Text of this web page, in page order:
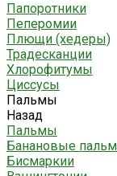
Папоротники
Пеперомии
Плющи (хедеры)
Традесканции
Хлорофитумы
Циссусы
Пальмы
Назад
Пальмы
Банановые
Бисмаркии